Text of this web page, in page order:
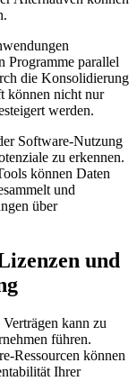
Programme parallel
die ⁢Konsolidierung
können nicht ⁤nur
werden.
Software-Nutzung
⁢zu​ erkennen.
können ‍Daten
und
über
und
kann zu
führen.
Ressourcen können
Ihrer